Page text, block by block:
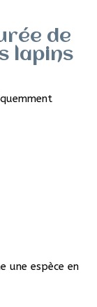
de
lapins
une espèce en